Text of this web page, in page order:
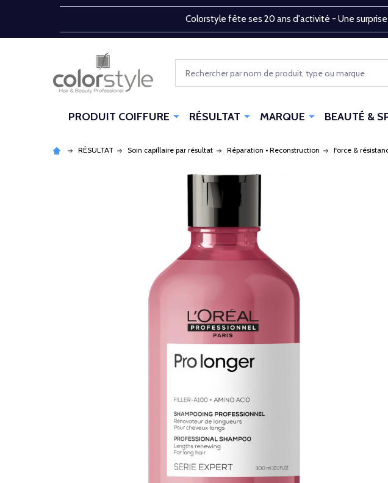
Colorstyle fête ses 20 ans d'activité - Une
PRODUIT COIFFURE RÉSULTAT MARQUE BEAUTÉ &
RÉSULTAT Soin capillaire par résultat Réparation • Reconstruction Force &